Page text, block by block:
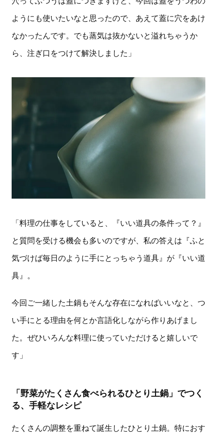
ようにも使いたいなと思ったので、あえて蓋に穴をあけ
なかったんです。でも蒸気は抜かないと溢れちゃうか
ら、注ぎ口をつけて解決しました」
「料理の仕事をしていると、『いい道具の条件って？』
と質問を受ける機会も多いのですが、私の答えは『ふと
気づけば毎日のように手にとっちゃう道具』が『いい道
具』。
今回ご一緒した土鍋もそんな存在になればいいなと、つ
い手にとる理由を何とか言語化しながら作りあげまし
た。ぜひいろんな料理に使っていただけると嬉しいで
す」
「野菜がたくさん食べられるひとり土鍋」でつく
る、手軽なレシピ
たくさんの調整を重ねて誕生したひとり土鍋。特におす